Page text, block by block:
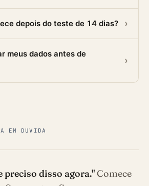
depois do teste de 14 dias?
meus dados antes de
EM DUVIDA
preciso disso agora."Comece